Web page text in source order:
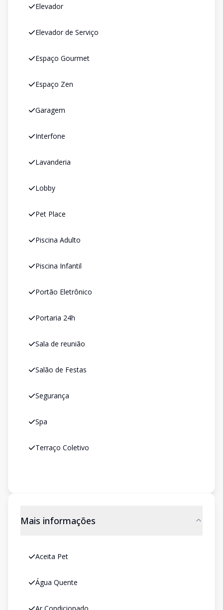
Elevador
Elevador de Serviço
Espaço Gourmet
Espaço Zen
Garagem
Interfone
Lavanderia
Lobby
Pet Place
Piscina Adulto
Piscina Infantil
Portão Eletrônico
Portaria 24h
Sala de reunião
Salão de Festas
Segurança
Spa
Terraço Coletivo
Mais informações
Aceita Pet
Água Quente